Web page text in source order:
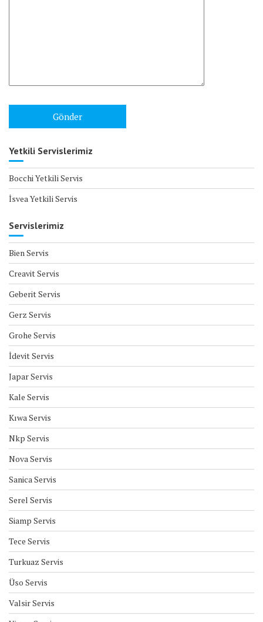
Yetkili Servislerimiz
Bocchi Yetkili Servis
İsvea Yetkili Servis
Servislerimiz
Bien Servis
Creavit Servis
Geberit Servis
Gerz Servis
Grohe Servis
İdevit Servis
Japar Servis
Kale Servis
Kıwa Servis
Nkp Servis
Nova Servis
Sanica Servis
Serel Servis
Siamp Servis
Tece Servis
Turkuaz Servis
Üso Servis
Valsir Servis